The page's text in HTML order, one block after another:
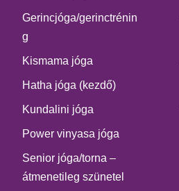
Gerincjóga/gerinctrénin
g
Kismama jóga
Hatha jóga (kezdő)
Kundalini jóga
Power vinyasa jóga
Senior jóga/torna –
átmenetileg szünetel